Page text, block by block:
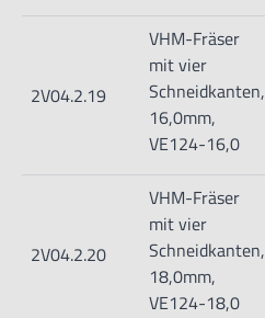
2V04.2.19
VHM-Fräser
mit vier
Schneidkanten,
16,0mm,
VE124-16,0
2V04.2.20
VHM-Fräser
mit vier
Schneidkanten,
18,0mm,
VE124-18,0